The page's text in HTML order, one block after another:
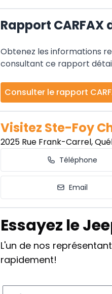
Rapport
Obtenez les informations
consultant ce rapport
Consulter le rapport
Visitez Ste-Foy
2025 Rue Frank-Carrel,
Téléphone
Email
Essayez le
L'un de nos
rapidement!